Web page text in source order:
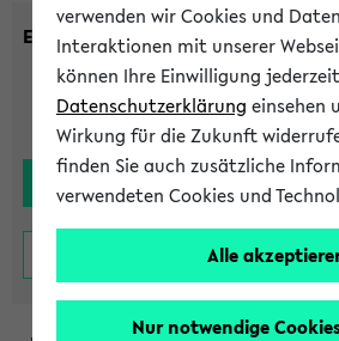
Einrichtung:
verwenden wir Cookies und
Interaktionen mit unserer
können Ihre Einwilligung
Datenschutzerklärung einsehen
Wirkung für die Zukunft
finden Sie auch zusätzliche
verwendeten Cookies und
Alle
Nur notwendige